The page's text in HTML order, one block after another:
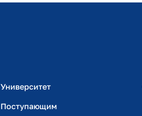
Университет
Поступающим